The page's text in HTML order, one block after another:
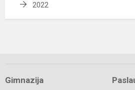
2022
Gimnazija